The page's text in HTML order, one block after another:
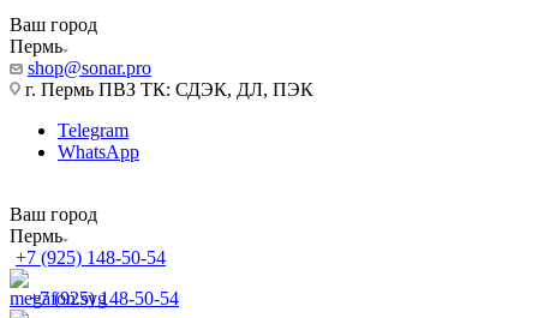
Ваш город
Пермь
shop@sonar.pro
г. Пермь ПВЗ ТК: СДЭК, ДЛ, ПЭК
Telegram
WhatsApp
Ваш город
Пермь
+7 (925) 148-50-54
+7 (925) 148-50-54